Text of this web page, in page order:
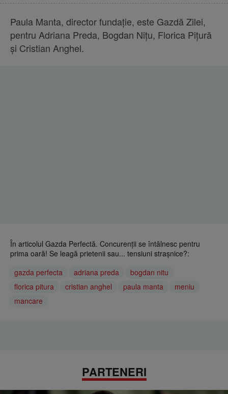
Paula Manta, director fundație, este Gazdă Zilei,
pentru Adriana Preda, Bogdan Nițu, Florica Pițură
și Cristian Anghel.
În articolul Gazda Perfectă. Concurenții se întâlnesc pentru
prima oară! Se leagă prietenii sau... tensiuni strașnice?:
gazda perfecta
adriana preda
bogdan nitu
florica pitura
cristian anghel paula manta
meniu
mancare
PARTENERI